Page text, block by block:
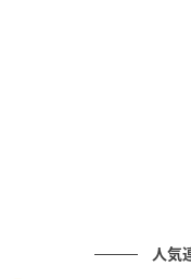
人気